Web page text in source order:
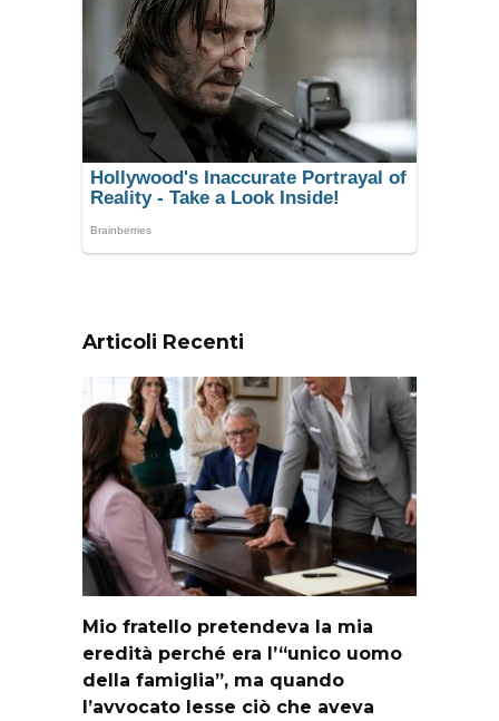
Articoli Recenti
Mio fratello pretendeva la mia
eredità perché era l’“unico uomo
della famiglia”, ma quando
l’avvocato lesse ciò che aveva